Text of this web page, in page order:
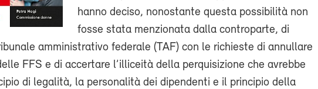
hanno deciso, nonostante questa possibilità non
fosse stata menzionata dalla controparte, di
amministrativo federale (TAF) con le richieste di annullare
FFS e di accertare l’illiceità della perquisizione che avrebbe
di legalità, la personalità dei dipendenti e il principio della